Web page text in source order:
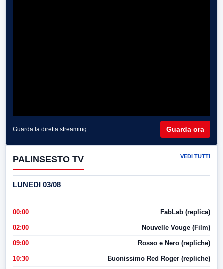
Guarda la diretta streaming Guarda ora
PALINSESTO TV VEDI TUTTI
LUNEDI 03/08
00:00 FabLab (replica)
02:00 Nouvelle Vouge (Film)
09:00 Rosso e Nero (repliche)
10:30 Buonissimo Red Roger (repliche)